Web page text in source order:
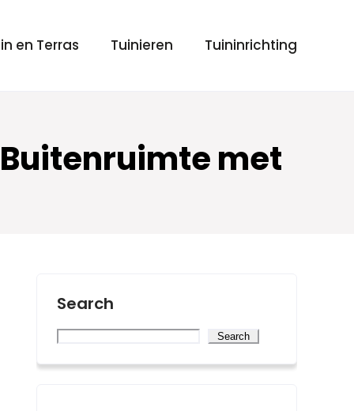
en Terras Tuinieren Tuininrichting
met
Search
Search